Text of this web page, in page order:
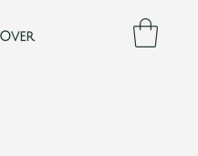
Over